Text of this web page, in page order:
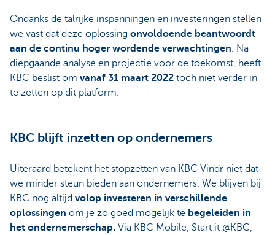
Ondanks de talrijke inspanningen en investeringen stellen
we vast dat deze oplossing onvoldoende beantwoordt
aan de continu hoger wordende verwachtingen. Na
diepgaande analyse en projectie voor de toekomst, heeft
KBC beslist om vanaf 31 maart 2022 toch niet verder in
te zetten op dit platform.
KBC blijft inzetten op ondernemers
Uiteraard betekent het stopzetten van KBC Vindr niet dat
we minder steun bieden aan ondernemers. We blijven bij
KBC nog altijd volop investeren in verschillende
oplossingen om je zo goed mogelijk te begeleiden in
het ondernemerschap. Via KBC Mobile, Start it @KBC,